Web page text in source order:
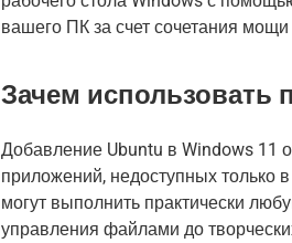
вашего ПК за счет сочетания
Зачем использовать
Добавление Ubuntu в Windows 11
приложений, недоступных только
могут выполнить практически
управления файлами до